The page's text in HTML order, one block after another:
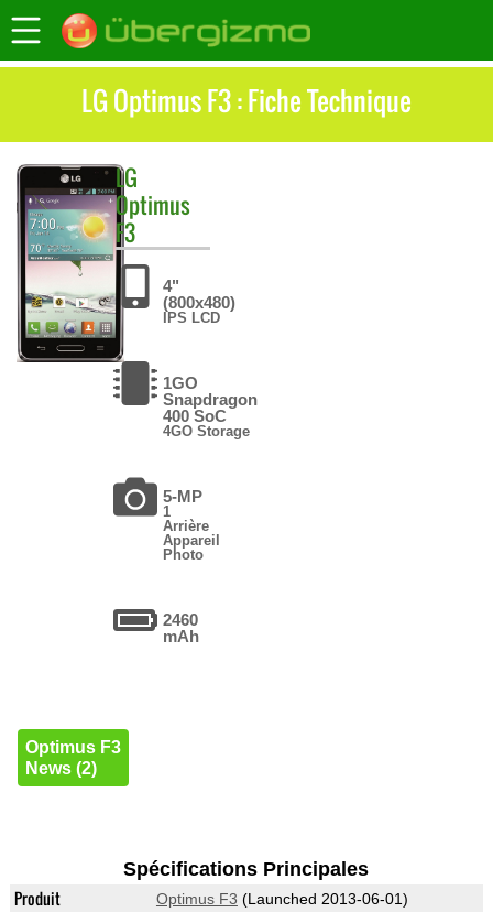
LG Optimus F3 : Fiche Technique
LG
Optimus
F3
4"
(800x480)
IPS LCD
1GO
Snapdragon
400 SoC
4GO Storage
5-MP
1
Arrière
Appareil
Photo
2460
mAh
Optimus F3
News (2)
Spécifications Principales
Produit Optimus F3 (Launched 2013-06-01)